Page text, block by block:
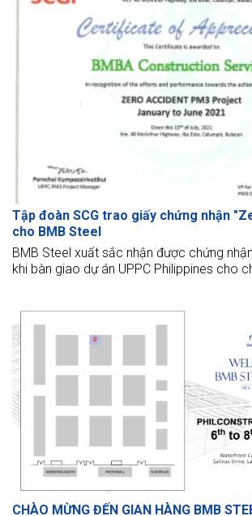
Tập đoàn SCG trao giấy chứng nhận
cho BMB Steel
BMB Steel xuất sắc nhận được chứng
khi bàn giao dự án UPPC Philippines cho
CHÀO MỪNG ĐẾN GIAN HÀNG BMB